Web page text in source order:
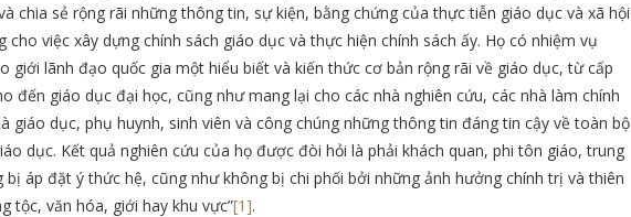
chia sẻ rộng rãi những thông tin, sự kiện, bằng chứng của thực tiễn giáo dục và xã hội
cho việc xây dựng chính sách giáo dục và thực hiện chính sách ấy. Họ có nhiệm vụ
giới lãnh đạo quốc gia một hiểu biết và kiến thức cơ bản rộng rãi về giáo dục, từ cấp
đến giáo dục đại học, cũng như mang lại cho các nhà nghiên cứu, các nhà làm chính
giáo dục, phụ huynh, sinh viên và công chúng những thông tin đáng tin cậy về toàn bộ
dục. Kết quả nghiên cứu của họ được đòi hỏi là phải khách quan, phi tôn giáo, trung
bị áp đặt ý thức hệ, cũng như không bị chi phối bởi những ảnh hưởng chính trị và thiên
tộc, văn hóa, giới hay khu vực”[1].